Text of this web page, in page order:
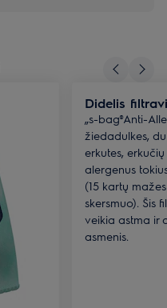
Didelis
„s-bag®Anti-
žiedadulkes,
erkutes,
alergenus
(15 kartų
skersmuo). Šis
veikia astma ir
asmenis.